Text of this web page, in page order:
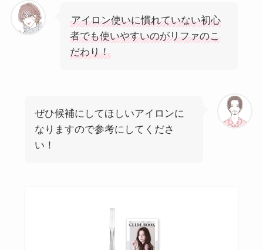
アイロン使いに慣れていない初心
者でも使いやすいのがリファのこ
だわり！
ぜひ候補にしてほしいアイロンに
なりますので参考にしてくださ
い！